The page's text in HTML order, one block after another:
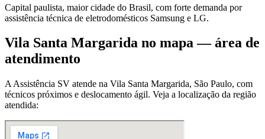
Capital paulista, maior cidade do Brasil, com forte demanda por
assistência técnica de eletrodomésticos Samsung e LG.
Vila Santa Margarida no mapa — área de
atendimento
A Assistência SV atende na Vila Santa Margarida, São Paulo, com
técnicos próximos e deslocamento ágil. Veja a localização da região
atendida: